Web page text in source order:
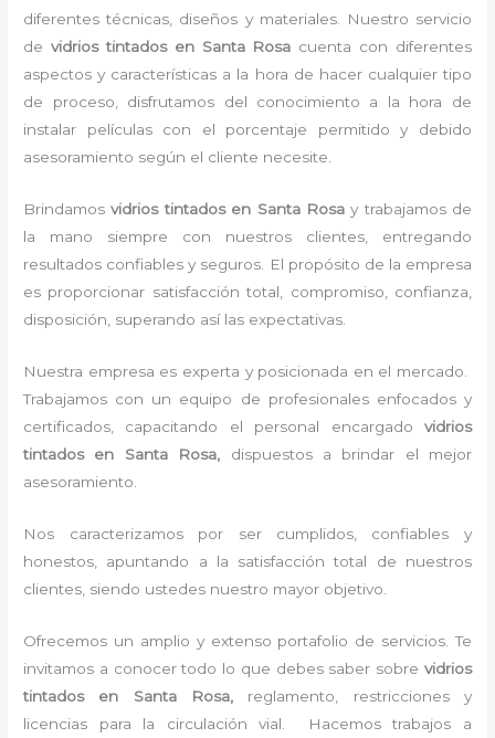
diferentes técnicas, diseños y materiales. Nuestro servicio
de vidrios tintadosen Santa Rosa cuenta con diferentes
aspectos y características a la hora de hacer cualquier tipo
de proceso, disfrutamos del conocimiento a la hora de
instalar películas con el porcentaje permitido y debido
asesoramiento según el cliente necesite.
Brindamosvidrios tintados en Santa Rosay trabajamos de
la mano siempre con nuestros clientes, entregando
resultados confiables y seguros. El propósito de la empresa
es proporcionar satisfacción total, compromiso, confianza,
disposición, superando así las expectativas.
Nuestra empresa es experta y posicionada en el mercado.
Trabajamos con un equipo de profesionales enfocados y
certificados, capacitando el personal encargado vidrios
tintados
en Santa Rosa,
dispuestos a brindar el mejor
asesoramiento.
Nos caracterizamos por ser cumplidos, confiables y
honestos, apuntando a la satisfacción total de nuestros
clientes, siendo ustedes nuestro mayor objetivo.
Ofrecemos un amplio y extenso portafolio de servicios. Te
invitamos a conocer todo lo que debes saber sobre vidrios
tintados
en Santa Rosa, reglamento, restricciones y
licencias para la circulación vial. Hacemos trabajos a